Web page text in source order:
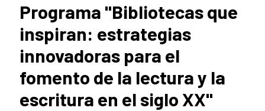
Programa "Bibliotecas que
inspiran: estrategias
innovadoras para el
fomento de la lectura y la
escritura en el siglo XX"